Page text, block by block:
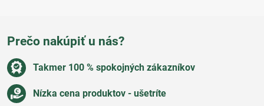
Prečo nakúpiť u nás?
Takmer 100 % spokojných zákazníkov
Nízka cena produktov - ušetríte